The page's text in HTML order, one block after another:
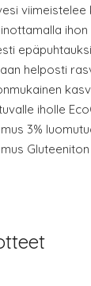
viimeistelee
ihon
helposti
iholle
3%